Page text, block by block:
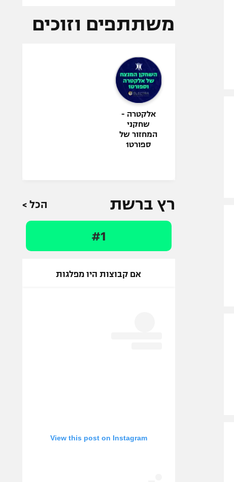
משתתפים וזוכים
אלקטרה -
שחקני
המחזור של
ספורט1
רץ ברשת הכל >
#1
אם קבוצות היו מפלגות
View this post on Instagram